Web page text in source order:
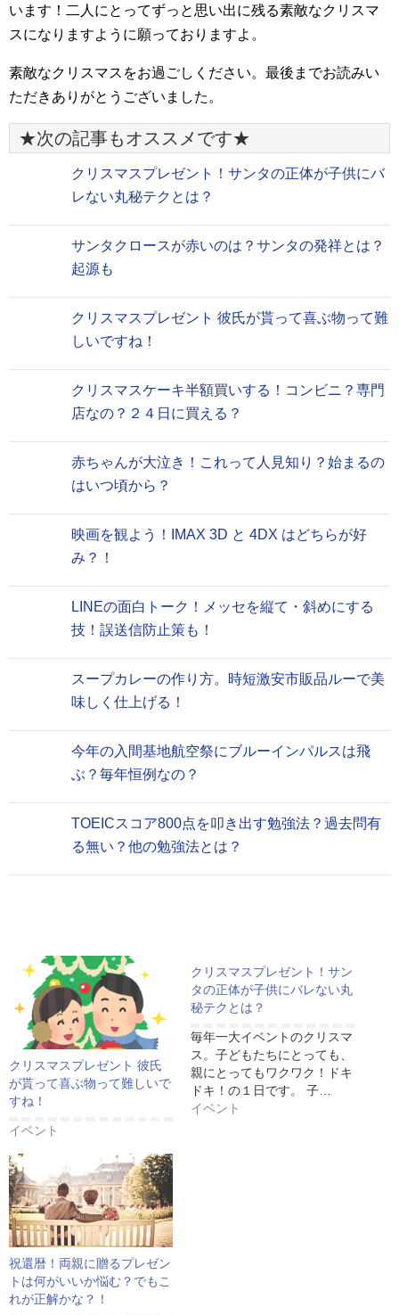
います！二人にとってずっと思い出に残る素敵なクリスマ
スになりますように願っておりますよ。
素敵なクリスマスをお過ごしください。最後までお読みい
ただきありがとうございました。
★次の記事もオススメです★
クリスマスプレゼント！サンタの正体が子供にバ
レない丸秘テクとは？
サンタクロースが赤いのは？サンタの発祥とは？
起源も
クリスマスプレゼント 彼氏が貰って喜ぶ物って難
しいですね！
クリスマスケーキ半額買いする！コンビニ？専門
店なの？２４日に買える？
赤ちゃんが大泣き！これって人見知り？始まるの
はいつ頃から？
映画を観よう！IMAX 3D と 4DX はどちらが好
み？！
LINEの面白トーク！メッセを縦て・斜めにする
技！誤送信防止策も！
スープカレーの作り方。時短激安市販品ルーで美
味しく仕上げる！
今年の入間基地航空祭にブルーインパルスは飛
ぶ？毎年恒例なの？
TOEICスコア800点を叩き出す勉強法？過去問有
る無い？他の勉強法とは？
クリスマスプレゼント 彼氏
が貰って喜ぶ物って難しいで
すね！
イベント
クリスマスプレゼント！サン
タの正体が子供にバレない丸
秘テクとは？
毎年一大イベントのクリスマ
ス。子どもたちにとっても、
親にとってもワクワク！ドキ
ドキ！の１日です。 子…
イベント
祝還暦！両親に贈るプレゼン
トは何がいいか悩む？でもこ
れが正解かな？！